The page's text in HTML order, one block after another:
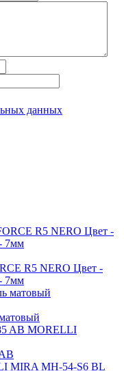
данных
R5 NERO Цвет -
7мм